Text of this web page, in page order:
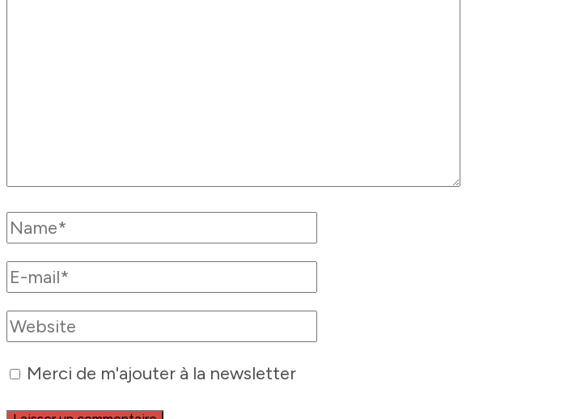
Merci de m'ajouter à la newsletter